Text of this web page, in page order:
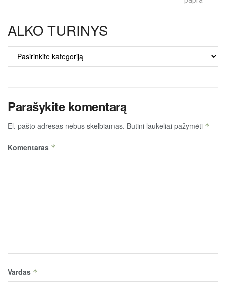
ALKO TURINYS
TURINYS
Parašykite komentarą
El. pašto adresas nebus skelbiamas. Būtini laukeliai pažymėti *
Komentaras *
Vardas *